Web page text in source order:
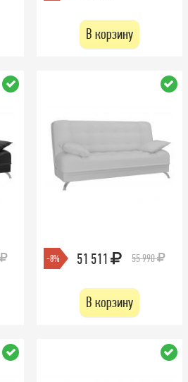
В корзину
-8% 51 511 55 990
В корзину